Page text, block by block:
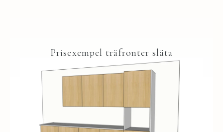
Prisexempel träfronter släta